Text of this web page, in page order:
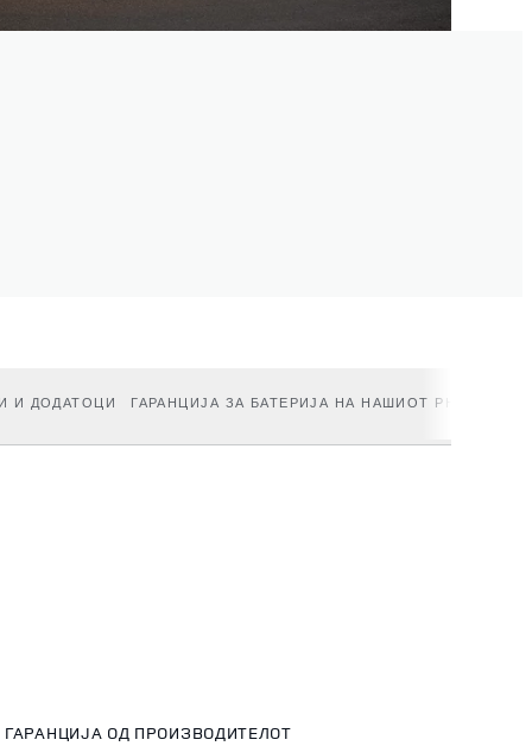
И ДОДАТОЦИ ГАРАНЦИЈА ЗА БАТЕРИЈА НА НАШИОТ PHEV
ГАРАНЦИЈА ОД ПРОИЗВОДИТЕЛОТ